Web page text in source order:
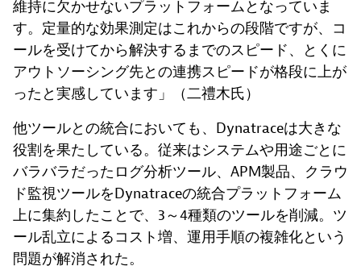
維持に欠かせないプラットフォームとなっていま
す。定量的な効果測定はこれからの段階ですが、コ
ールを受けてから解決するまでのスピード、とくに
アウトソーシング先との連携スピードが格段に上が
ったと実感しています」（二禮木氏）
他ツールとの統合においても、Dynatraceは大きな
役割を果たしている。従来はシステムや用途ごとに
バラバラだったログ分析ツール、APM製品、クラウ
ド監視ツールをDynatraceの統合プラットフォーム
上に集約したことで、3～4種類のツールを削減。ツ
ール乱立によるコスト増、運用手順の複雑化という
問題が解消された。